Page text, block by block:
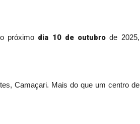
próximo dia 10 de outubro de 2025,
Camaçari. Mais do que um centro de